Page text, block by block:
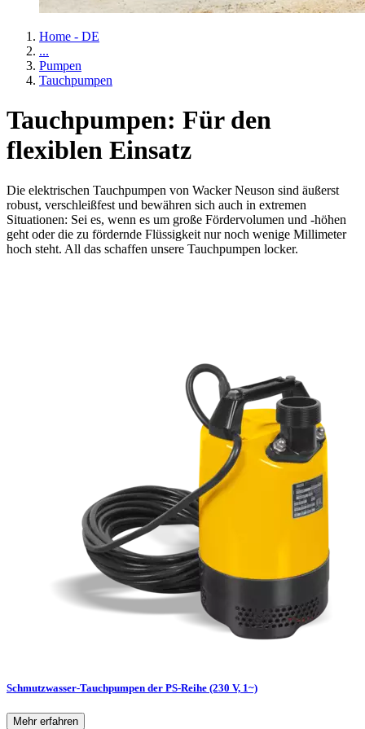
Home - DE
...
Pumpen
Tauchpumpen
Tauchpumpen: Für den
flexiblen Einsatz
Die elektrischen Tauchpumpen von Wacker Neuson sind äußerst
robust, verschleißfest und bewähren sich auch in extremen
Situationen: Sei es, wenn es um große Fördervolumen und -höhen
geht oder die zu fördernde Flüssigkeit nur noch wenige Millimeter
hoch steht. All das schaffen unsere Tauchpumpen locker.
Schmutzwasser-Tauchpumpen der PS-Reihe (230 V, 1~)
Mehr erfahren